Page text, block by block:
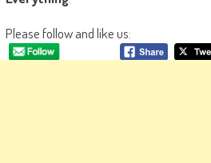
Please follow and like us: